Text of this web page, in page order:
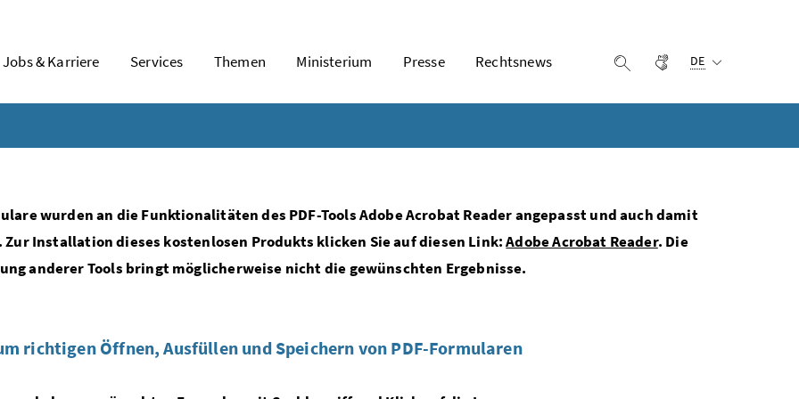
Jobs & Karriere Services Themen Ministerium Presse Rechtsnews Suche einblenden
Gebärdensprache
DE
wurden an die Funktionalitäten des PDF-Tools Adobe Acrobat Reader angepasst und auch damit
Installation dieses kostenlosen Produkts klicken Sie auf diesen Link:Adobe Acrobat Reader. Die
anderer Tools bringt möglicherweise nicht die gewünschten Ergebnisse.
richtigen Öffnen, Ausfüllen und Speichern von PDF-Formularen